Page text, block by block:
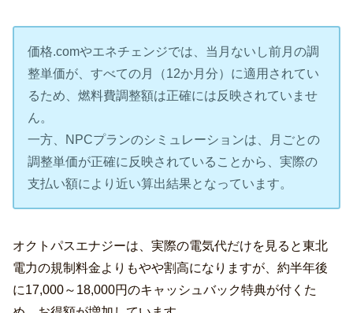
価格.comやエネチェンジでは、当月ないし前月の調
整単価が、すべての月（12か月分）に適用されてい
るため、燃料費調整額は正確には反映されていませ
ん。
一方、NPCプランのシミュレーションは、月ごとの
調整単価が正確に反映されていることから、実際の
支払い額により近い算出結果となっています。
オクトパスエナジーは、実際の電気代だけを見ると東北
電力の規制料金よりもやや割高になりますが、約半年後
に17,000～18,000円のキャッシュバック特典が付くた